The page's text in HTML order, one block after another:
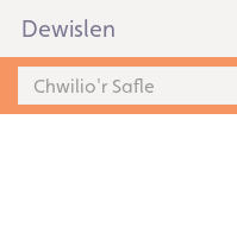
Dewislen